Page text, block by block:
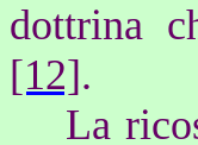
dottrina
[12].
La